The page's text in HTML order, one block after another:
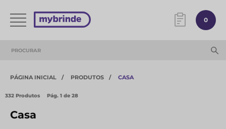
0
PÁGINA INICIAL PRODUTOS CASA
332 Produtos Pág. 1 de 28
Casa